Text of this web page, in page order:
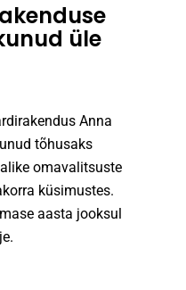
üle
Anna
tõhusaks
omavalitsuste
küsimustes.
aasta jooksul